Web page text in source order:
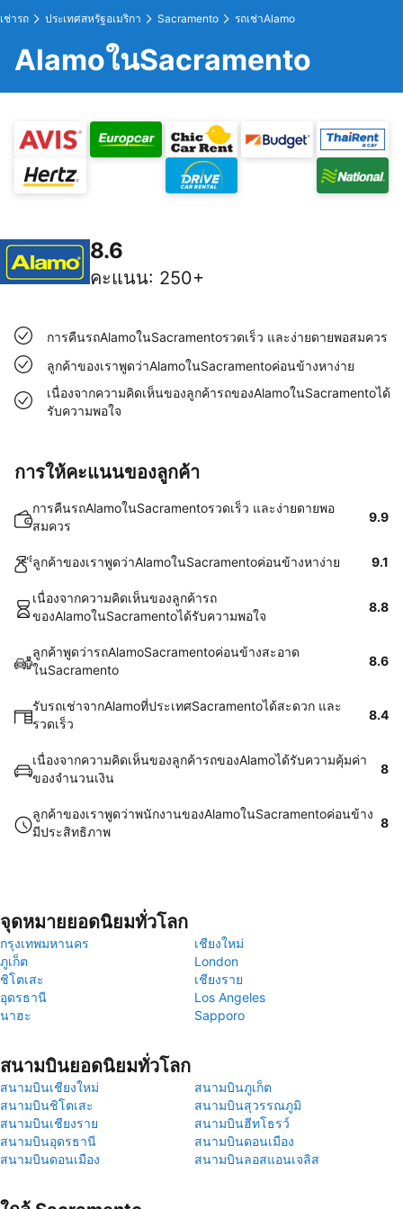
เช่ารถ ประเทศสหรัฐอเมริกา Sacramento รถเช่าAlamo
AlamoในSacramento
8.6
คะแนน: 250+
การคืนรถAlamoในSacramentoรวดเร็ว และง่ายดายพอสมควร
ลูกค้าของเราพูดว่าAlamoในSacramentoค่อนข้างหาง่าย
เนื่องจากความคิดเห็นของลูกค้ารถของAlamoในSacramentoได้
รับความพอใจ
การให้คะแนนของลูกค้า
การคืนรถAlamoในSacramentoรวดเร็ว และง่ายดายพอ
สมควร
9.9
ลูกค้าของเราพูดว่าAlamoในSacramentoค่อนข้างหาง่าย 9.1
เนื่องจากความคิดเห็นของลูกค้ารถ
ของAlamoในSacramentoได้รับความพอใจ
8.8
ลูกค้าพูดว่ารถAlamoSacramentoค่อนข้างสะอาด
ในSacramento
8.6
รับรถเช่าจากAlamoที่ประเทศSacramentoได้สะดวก และ
รวดเร็ว
8.4
เนื่องจากความคิดเห็นของลูกค้ารถของAlamoได้รับความคุ้มค่า
ของจำนวนเงิน
8
ลูกค้าของเราพูดว่าพนักงานของAlamoในSacramentoค่อนข้าง
มีประสิทธิภาพ
8
จุดหมายยอดนิยมทั่วโลก
กรุงเทพมหานคร
เชียงใหม่
ภูเก็ต
London
ชิโตเสะ
เชียงราย
อุดรธานี
Los Angeles
นาฮะ
Sapporo
สนามบินยอดนิยมทั่วโลก
สนามบินเชียงใหม่
สนามบินภูเก็ต
สนามบินชิโตเสะ
สนามบินสุวรรณภูมิ
สนามบินเชียงราย
สนามบินฮีทโธรว์
สนามบินอุดรธานี
สนามบินดอนเมือง
สนามบินดอนเมือง
สนามบินลอสแอนเจลิส